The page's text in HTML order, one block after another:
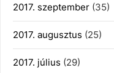
2017. szeptember (35)
2017. augusztus (25)
2017. július (29)